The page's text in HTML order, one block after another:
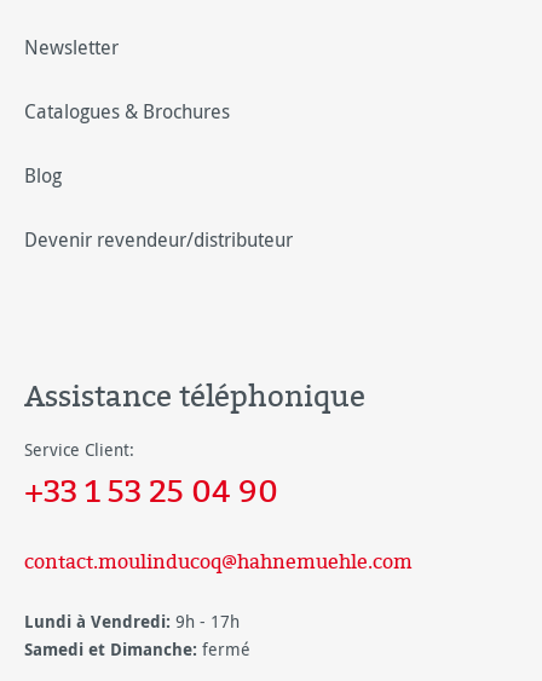
Newsletter
Catalogues & Brochures
Blog
Devenir revendeur/distributeur
Assistance téléphonique
Service Client:
+33 1 53 25 04 90
contact.moulinducoq@hahnemuehle.com
Lundi à Vendredi: 9h - 17h
Samedi et Dimanche: fermé